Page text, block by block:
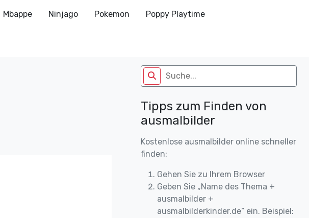
Mbappe Ninjago Pokemon Poppy Playtime
Tipps zum Finden von
ausmalbilder
Kostenlose ausmalbilder online schneller
finden:
Gehen Sie zu Ihrem Browser
Geben Sie „Name des Thema +
ausmalbilder +
ausmalbilderkinder.de“ ein. Beispiel: